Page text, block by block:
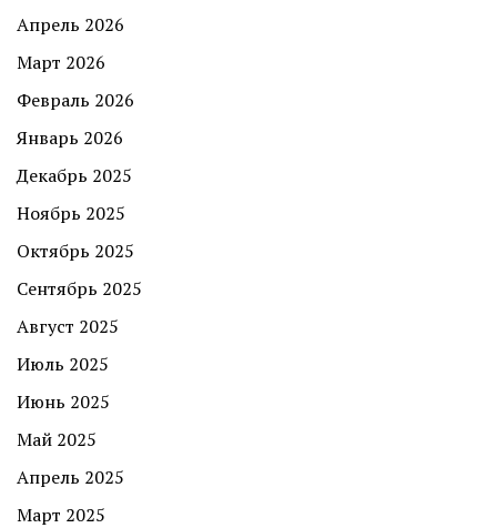
Апрель 2026
Март 2026
Февраль 2026
Январь 2026
Декабрь 2025
Ноябрь 2025
Октябрь 2025
Сентябрь 2025
Август 2025
Июль 2025
Июнь 2025
Май 2025
Апрель 2025
Март 2025